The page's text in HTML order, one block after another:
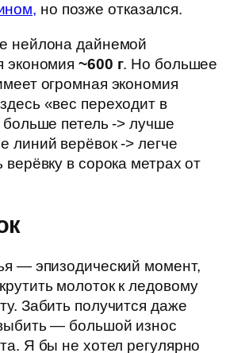
но позже отказался.
нейлона дайнемой
экономия ~600 г. Но большее
огромная экономия
«вес переходит в
больше петель -> лучше
линий верёвок -> легче
верёвку в сорока метрах от
— эпизодический момент,
молоток к ледовому
Забить получится даже
— большой износ
Я бы не хотел регулярно